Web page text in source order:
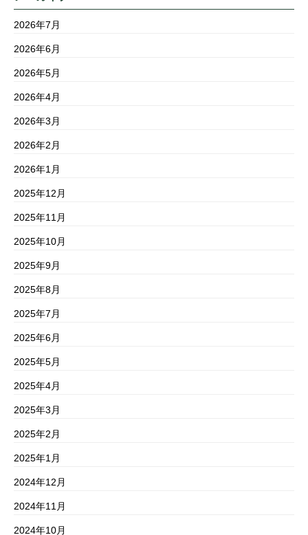
2026年7月
2026年6月
2026年5月
2026年4月
2026年3月
2026年2月
2026年1月
2025年12月
2025年11月
2025年10月
2025年9月
2025年8月
2025年7月
2025年6月
2025年5月
2025年4月
2025年3月
2025年2月
2025年1月
2024年12月
2024年11月
2024年10月